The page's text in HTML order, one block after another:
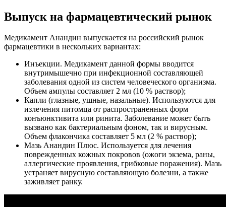
Выпуск на фармацевтический рынок
Медикамент Анандин выпускается на российский рынок
фармацевтики в нескольких вариантах:
Инъекции. Медикамент данной формы вводится
внутримышечно при инфекционной составляющей
заболевания одной из систем человеческого организма.
Объем ампулы составляет 2 мл (10 % раствор);
Капли (глазные, ушные, назальные). Используются для
излечения питомца от распространенных форм
конъюнктивита или ринита. Заболевание может быть
вызвано как бактериальным фоном, так и вирусным.
Объем флакончика составляет 5 мл (2 % раствор);
Мазь Анандин Плюс. Используется для лечения
поврежденных кожных покровов (ожоги экзема, раны,
аллергические проявления, грибковые поражения). Мазь
устраняет вирусную составляющую болезни, а также
заживляет ранку.